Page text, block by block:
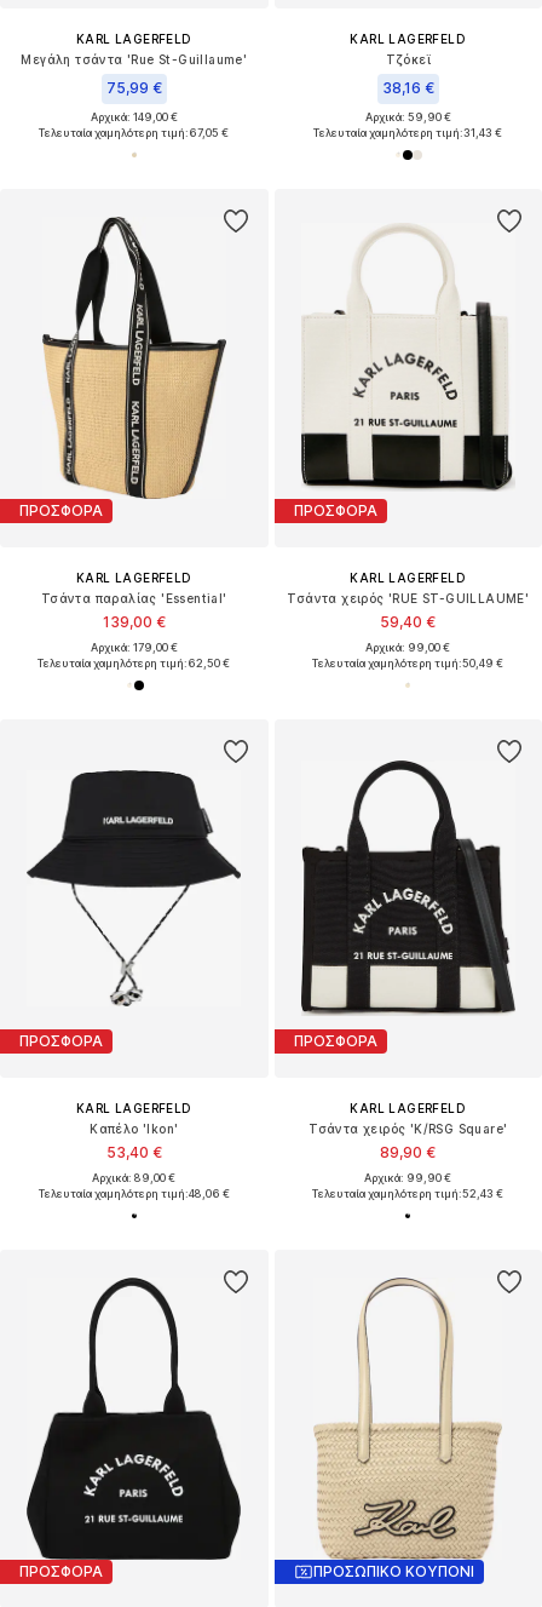
KARL LAGERFELD
Μεγάλη τσάντα 'Rue St-Guillaume'
75,99 €
Αρχικά: 149,00 €
Τελευταία χαμηλότερη τιμή:67,05 €
KARL LAGERFELD
Τζόκεϊ
38,16 €
Αρχικά: 59,90 €
Τελευταία χαμηλότερη τιμή:31,43 €
ΠΡΟΣΦΟΡΑ
KARL LAGERFELD
Τσάντα παραλίας 'Essential'
139,00 €
Αρχικά: 179,00 €
Τελευταία χαμηλότερη τιμή:62,50 €
ΠΡΟΣΦΟΡΑ
KARL LAGERFELD
Τσάντα χειρός 'RUE ST-GUILLAUME'
59,40 €
Αρχικά: 99,00 €
Τελευταία χαμηλότερη τιμή:50,49 €
ΠΡΟΣΦΟΡΑ
KARL LAGERFELD
Καπέλο 'Ikon'
53,40 €
Αρχικά: 89,00 €
Τελευταία χαμηλότερη τιμή:48,06 €
ΠΡΟΣΦΟΡΑ
KARL LAGERFELD
Τσάντα χειρός 'K/RSG Square'
89,90 €
Αρχικά: 99,90 €
Τελευταία χαμηλότερη τιμή:52,43 €
ΠΡΟΣΦΟΡΑ ΠΡΟΣΩΠΙΚΟ ΚΟΥΠΟΝΙ